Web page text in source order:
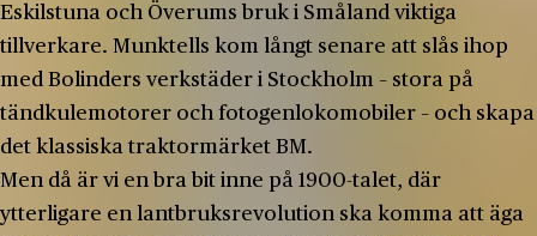
Eskilstuna och Överums bruk i Småland viktiga
tillverkare. Munktells kom långt senare att slås ihop
med Bolinders verkstäder i Stockholm – stora på
tändkulemotorer och fotogenlokomobiler – och skapa
det klassiska traktormärket BM.
Men då är vi en bra bit inne på 1900-­talet, där
ytterligare en lantbruksrevolution ska komma att äga